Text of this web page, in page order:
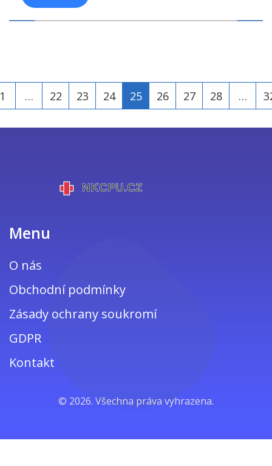
… 22 23 24 25 26 27 28 …
Menu
O nás
Obchodní podmínky
Zásady ochrany soukromí
GDPR
Kontakt
© 2026. Všechna práva vyhrazena.